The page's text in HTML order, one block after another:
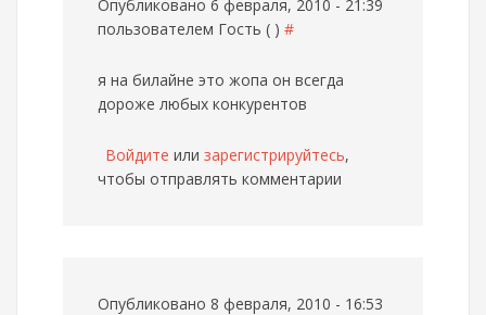
Опубликовано 6 февраля, 2010 - 21:39
пользователем Гость ( ) #
я на билайне это жопа он всегда
дороже любых конкурентов
Войдите или зарегистрируйтесь,
чтобы отправлять комментарии
Опубликовано 8 февраля, 2010 - 16:53